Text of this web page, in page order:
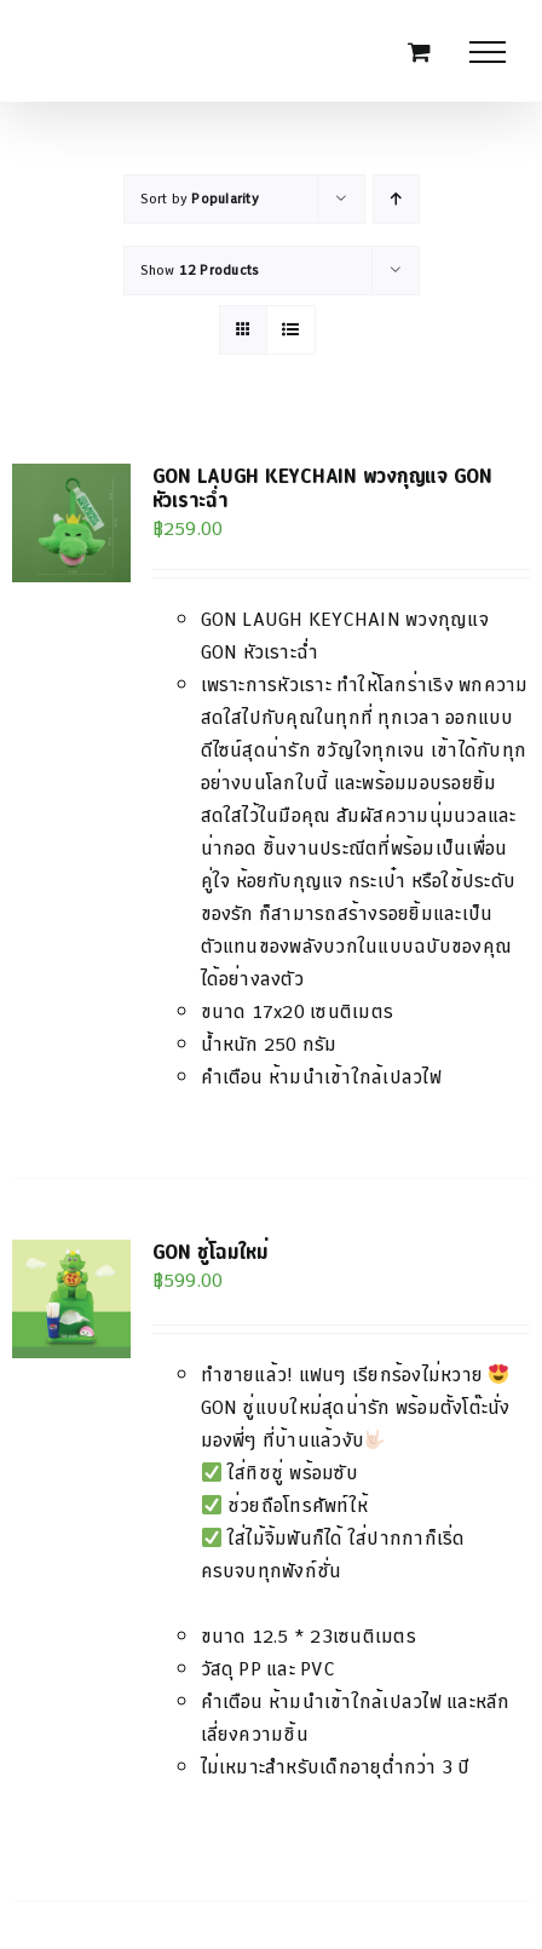
Sort byPopularity
Show 12 Products
GON LAUGH KEYCHAIN พวงกุญแจ GON
หัวเราะฉ่ำ
฿259.00
GON LAUGH KEYCHAINพวงกุญแจ
GON หัวเราะฉ่ำ
เพราะการหัวเราะ ทำให้โลกร่าเริง พกความ
สดใสไปกับคุณในทุกที่ ทุกเวลา ออกแบบ
ดีไซน์สุดน่ารัก ขวัญใจทุกเจน เข้าได้กับทุก
อย่างบนโลกใบนี้ และพร้อมมอบรอยยิ้ม
สดใสไว้ในมือคุณ สัมผัสความนุ่มนวลและ
น่ากอด ชิ้นงานประณีตที่พร้อมเป็นเพื่อน
คู่ใจ ห้อยกับกุญแจ กระเป๋า หรือใช้ประดับ
ของรัก ก็สามารถสร้างรอยยิ้มและเป็น
ตัวแทนของพลังบวกในแบบฉบับของคุณ
ได้อย่างลงตัว
ขนาด 17x20 เซนติเมตร
น้ำหนัก 250 กรัม
คำเตือน ห้ามนำเข้าใกล้เปลวไฟ
GON ชู่โฉมใหม่
฿599.00
ทำขายแล้ว! แฟนๆ เรียกร้องไม่หวาย
GON ชู่แบบใหม่สุดน่ารัก พร้อมตั้งโต๊ะนั่ง
มองพี่ๆ ที่บ้านแล้วงับ
ใส่ทิชชู่ พร้อมซับ
ช่วยถือโทรศัพท์ให้
ใส่ไม้จิ้มฟันก็ได้ ใส่ปากกาก็เริ่ด
ครบจบทุกฟังก์ชั่น
ขนาด 12.5 * 23เซนติเมตร
วัสดุ PP และ PVC​
คำเตือน ห้ามนำเข้าใกล้เปลวไฟ และหลีก
เลี่ยงความชิ้น
ไม่เหมาะสำหรับเด็กอายุต่ำกว่า 3 ปี